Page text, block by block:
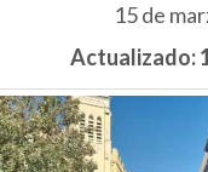
15 de
Actualizado: